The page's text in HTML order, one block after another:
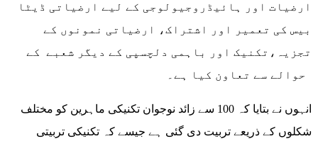
ارضیات اور ہائیڈروجیولوجی کے لیے ارضیاتی ڈیٹا
بیس کی تعمیر اور اشتراک، ارضیاتی نمونوں کے
تجزیہ،تکنیک اور باہمی دلچسپی کے دیگر شعبے کے
انہوں نے بتایا کہ 100 سے زائد نوجوان تکنیکی ماہرین کو مختلف
شکلوں کے ذریعے تربیت دی گئی ہے جیسے کہ تکنیکی تربیتی